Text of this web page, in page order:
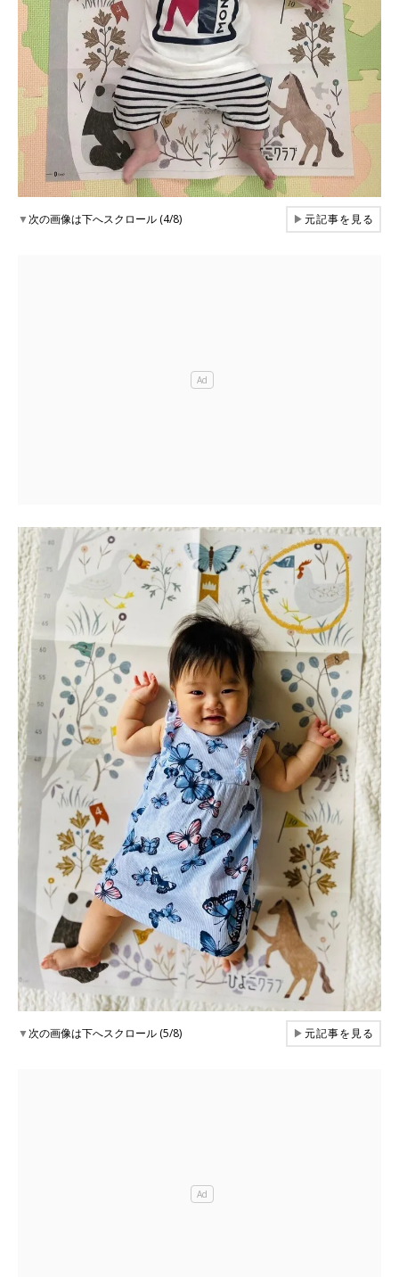
▼次の画像は下へスクロール (4/8) ▶元記事を見る
▼次の画像は下へスクロール (5/8) ▶元記事を見る